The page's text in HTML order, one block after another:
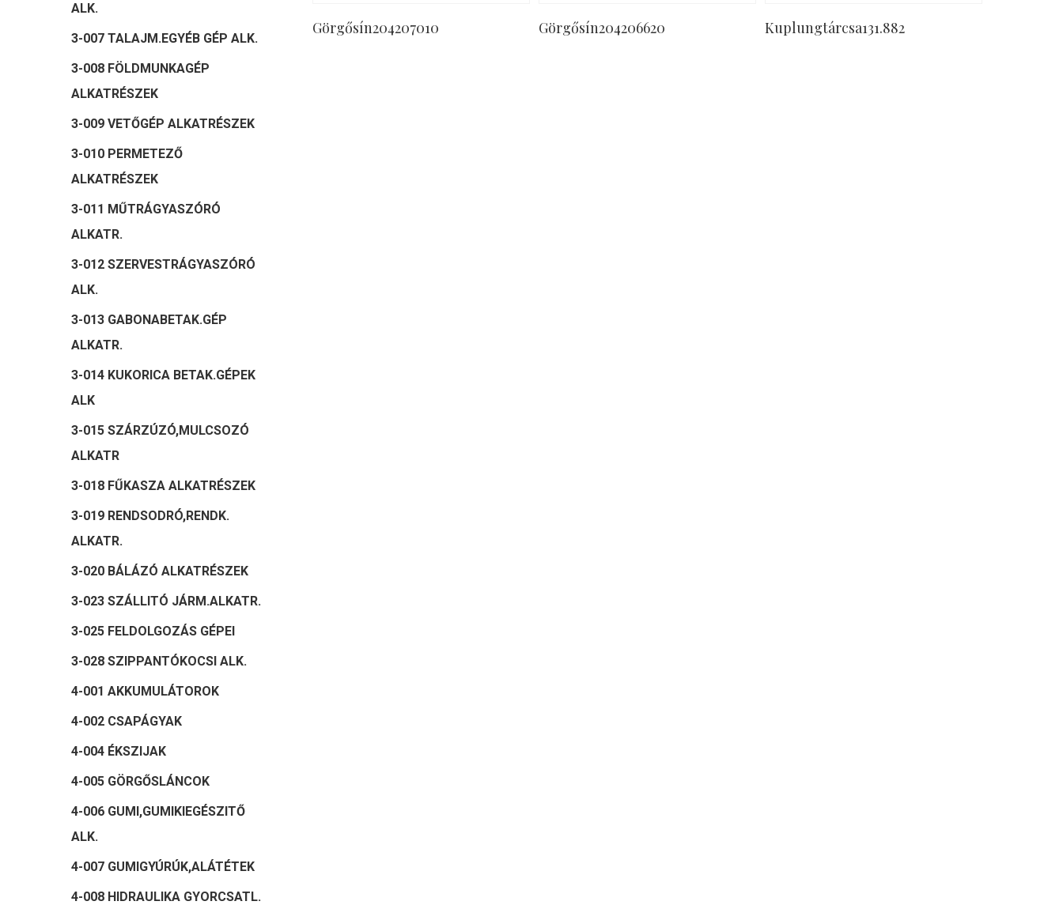
ALK.
3-007 TALAJM.EGYÉB GÉP ALK.
3-008 FÖLDMUNKAGÉP
ALKATRÉSZEK
3-009 VETŐGÉP ALKATRÉSZEK
3-010 PERMETEZŐ
ALKATRÉSZEK
3-011 MŰTRÁGYASZÓRÓ
ALKATR.
3-012 SZERVESTRÁGYASZÓRÓ
ALK.
3-013 GABONABETAK.GÉP
ALKATR.
3-014 KUKORICA BETAK.GÉPEK
ALK
3-015 SZÁRZÚZÓ,MULCSOZÓ
ALKATR
3-018 FŰKASZA ALKATRÉSZEK
3-019 RENDSODRÓ,RENDK.
ALKATR.
3-020 BÁLÁZÓ ALKATRÉSZEK
3-023 SZÁLLITÓ JÁRM.ALKATR.
3-025 FELDOLGOZÁS GÉPEI
3-028 SZIPPANTÓKOCSI ALK.
4-001 AKKUMULÁTOROK
4-002 CSAPÁGYAK
4-004 ÉKSZIJAK
4-005 GÖRGŐSLÁNCOK
4-006 GUMI,GUMIKIEGÉSZITŐ
ALK.
4-007 GUMIGYÚRÚK,ALÁTÉTEK
4-008 HIDRAULIKA GYORCSATL.
Görgősín204207010 Tovább Olvasom
Görgősín204206620 Tovább Olvasom
Kuplungtárcsa131.882